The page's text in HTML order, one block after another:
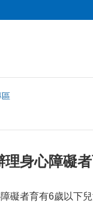
區
身心障礙
礙者育有6歲以下